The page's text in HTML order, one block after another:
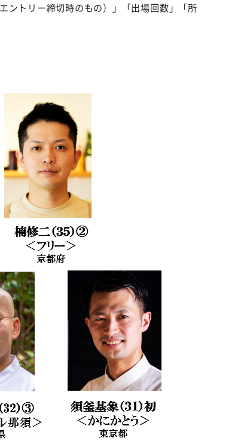
トリー締切時のもの）」「出場回数」「所